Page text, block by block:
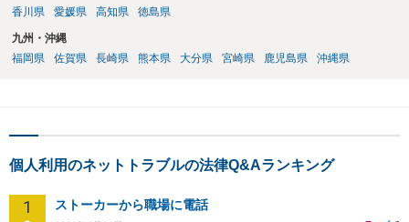
香川県
愛媛県 高知県 徳島県
九州・沖縄
福岡県
佐賀県 長崎県 熊本県 大分県 宮崎県 鹿児島県 沖縄県
個人利用のネットトラブルの法律Q&Aランキング
1 ストーカーから職場に電話